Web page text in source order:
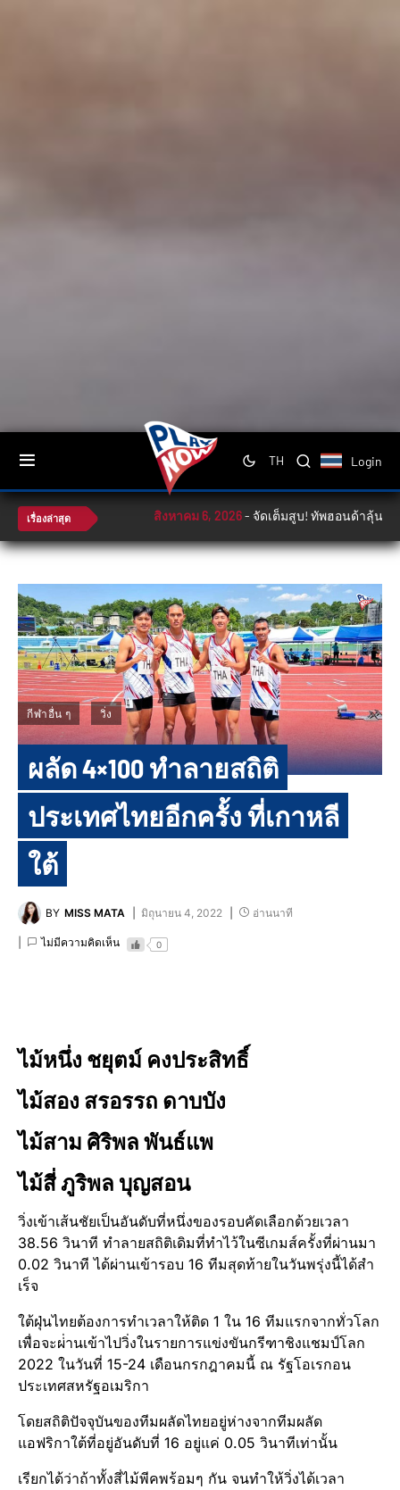
TH Login
เรื่องล่าสุด สิงหาคม 6, 2026-จัดเต็มสูบ! ทัพฮอนด้าลุ้นล่าโ
กีฬาอื่น ๆ วิ่ง
ผลัด 4×100 ทำลาย​สถิติ​
ประเทศไทย​อีกครั้ง ที่เกาหลี​
ใต้
BY MISS MATA มิถุนายน 4, 2022 อ่านนาที
ไม่มีความคิดเห็น 0
ไม้หนึ่ง ชยุตม์ คงประสิทธิ์
ไม้สอง สรอรรถ ดาบบัง
ไม้สาม ศิริพล พันธ์แพ
ไม้สี่ ภูริพล บุญสอน
วิ่งเข้าเส้นชัย​เป็นอัน​ดับ​ที่หนึ่งของรอบคัดเลือก​ด้วยเวลา
38.56 วินาที ทำลายสถิติ​เดิมที่ทำไว้ในซีเกมส์​ครั้ง​ที่​ผ่านมา
0.02 วินาที ได้ผ่านเข้ารอบ 16 ทีมสุด​ท้าย​ในวันพรุ่งนี้​ได้สำ​
เร็จ
ใต้ฝุ่นไทยต้องการทำเวลาให้ติด 1 ใน 16 ทีมแรกจากทั่วโลก
เพื่อจะผ่่านเข้าไปวิ่งในรายการแข่งขันกรีฑาชิงแชมป์โลก
2022 ในวันที่ 15-24 เดือนกรกฎา​คมนี้ ณ รัฐโอเรกอน​
ประเทศ​สหรัฐอเมริกา​
โดยสถิติปัจจุบัน​ของทีมผลัดไทยอยู่ห่างจากทีมผลัด
แอฟริกาใต้​ที่อยู่อันดับที่ 16 อยู่แค่ 0.05 วินาทีเท่านั้น
เรียกได้​ว่า​ถ้าทั้งสี่ไม้พีคพร้อมๆ กัน จนทำให้วิ่งได้เวลา